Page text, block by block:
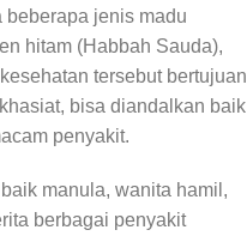
beberapa jenis madu
hitam (Habbah Sauda),
tersebut bertujuan
bisa diandalkan baik
penyakit.
manula, wanita hamil,
berbagai penyakit